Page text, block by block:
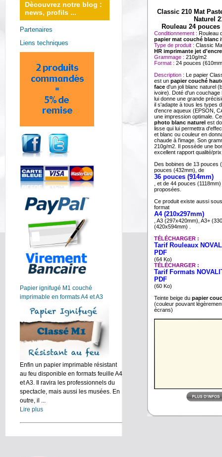
Dècouvrez notre blog :
news, profils ...
Partenaires
Liens techniques
Papier ignifugé M1 couché
imprimable en formats A4 et A3
Enfin un papier imprimable résistant
au feu disponible en formats feuille A4
et A3. Il ravira les professionnels du
spectacle, mais aussi les musées. En
outre, il ...
Lire plus
Classic 210 Mat
Naturel
Rouleau 24 pouces
Conditionnement : Rouleau
papier mat couché blanc
Type de produit : Classic
HR imprimante jet d'encre
Grammage : 210g/m2
Format : 24 pouces
Description : Le papier
est un papier couché
face d'un joli blanc naturel
ivoire). Doté d'un couchage
lui donne une grande
il s'adapte à tous les types
d'encre aqueux (EPSON,
une impression optimale.
photo blanc naturel est
lisse qui lui permettra
et blanc ou couleur en
chaude à l'image. Son
210g/m2. Il possède une
excellent rapport qualité/
Des bobines de 13 pouces
pouces (432mm), de
36 pouces (914mm)
, et de 44 pouces
proposées.
Ce produit existe aussi
format
A4 (210x297mm)
, A3 (297x420mm), A3+
(420x594mm) .
TÉLÉCHARGER :
Tarif Rouleaux
PDF
(64 Ko)
TÉLÉCHARGER :
Tarif Formats
PDF
(60 Ko)
Teinte beige du papier
(couleur pouvant
écrans)